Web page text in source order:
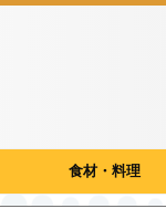
食材・料理